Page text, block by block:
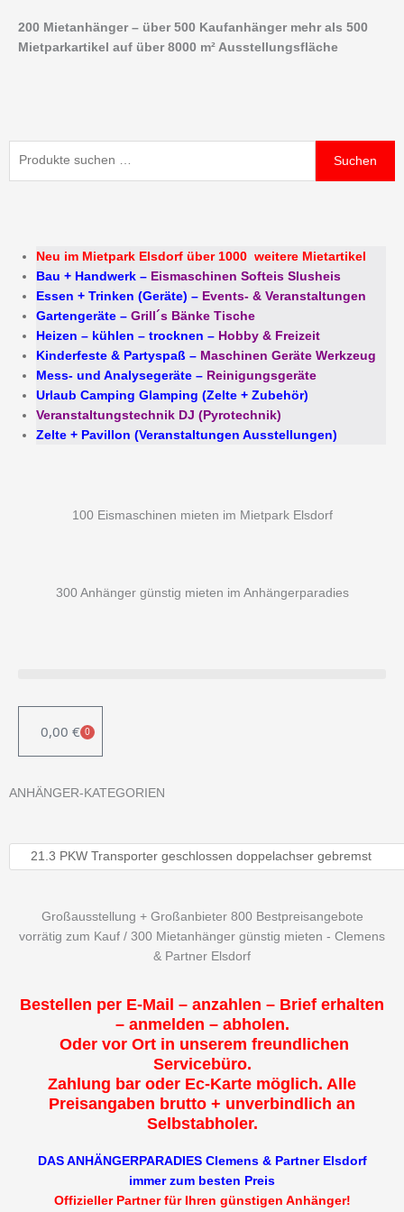
Inhalt
springen
200 Mietanhänger – über 500 Kaufanhänger mehr als 500
Mietparkartikel auf über 8000 m² Ausstellungsfläche
Suchen
Neu im Mietpark Elsdorf über 1000 weitere Mietartikel
Bau + Handwerk – Eismaschinen Softeis Slusheis
Essen + Trinken (Geräte) – Events- & Veranstaltungen
Gartengeräte – Grill´s Bänke Tische
Heizen – kühlen – trocknen – Hobby & Freizeit
Kinderfeste & Partyspaß – Maschinen Geräte Werkzeug
Mess- und Analysegeräte – Reinigungsgeräte
Urlaub Camping Glamping (Zelte + Zubehör)
Veranstaltungstechnik DJ (Pyrotechnik)
Zelte + Pavillon (Veranstaltungen Ausstellungen)
100 Eismaschinen mieten im Mietpark Elsdorf
300 Anhänger günstig mieten im Anhängerparadies
0,00 € 0
WARENKORB
ANHÄNGER-KATEGORIEN
Großausstellung + Großanbieter 800 Bestpreisangebote
vorrätig zum Kauf / 300 Mietanhänger günstig mieten - Clemens
& Partner Elsdorf
Bestellen per E-Mail – anzahlen – Brief erhalten
– anmelden – abholen.
Oder vor Ort in unserem freundlichen
Servicebüro.
Zahlung bar oder Ec-Karte möglich. Alle
Preisangaben brutto + unverbindlich an
Selbstabholer.
DAS ANHÄNGERPARADIES Clemens & Partner Elsdorf
immer zum besten Preis
Offizieller Partner für Ihren günstigen Anhänger!